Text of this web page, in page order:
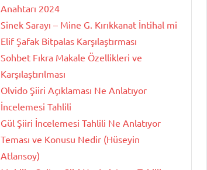
Anahtarı 2024
Sinek Sarayı – Mine G. Kırıkkanat İntihal mi
Elif Şafak Bitpalas Karşılaştırması
Sohbet Fıkra Makale Özellikleri ve
Karşılaştırılması
Olvido Şiiri Açıklaması Ne Anlatıyor
İncelemesi Tahlili
Gül Şiiri İncelemesi Tahlili Ne Anlatıyor
Teması ve Konusu Nedir (Hüseyin
Atlansoy)